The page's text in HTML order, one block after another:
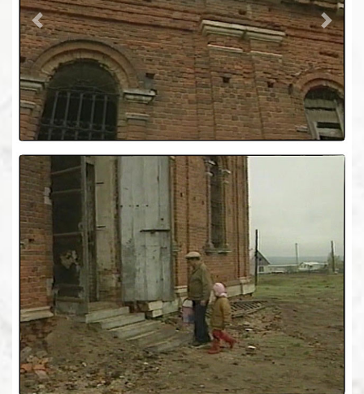
Previous Next